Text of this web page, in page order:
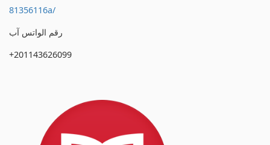
81356116a/
رقم الواتس آب
+201143626099